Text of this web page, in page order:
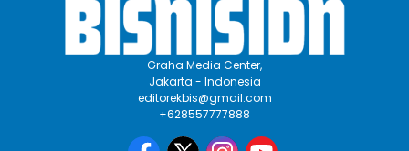
Graha Media Center,
Jakarta - Indonesia
editorekbis@gmail.com
+628557777888